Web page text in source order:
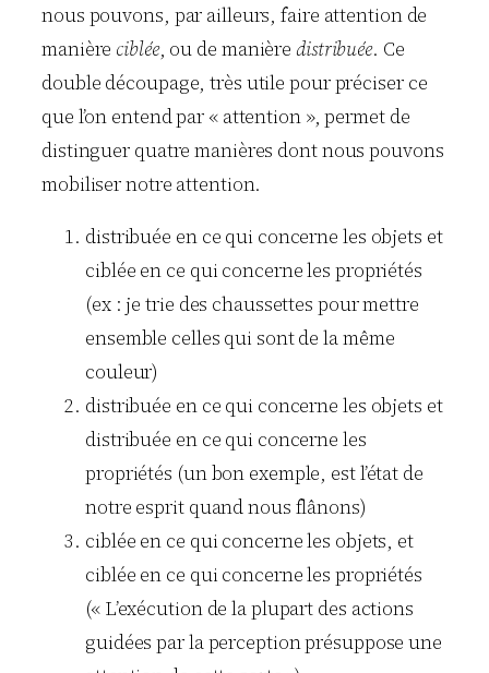
nous pouvons, par ailleurs, faire attention de
manière ciblée, ou de manièredistribuée. Ce
double découpage, très utile pour préciser ce
que l’on entend par « attention », permet de
distinguer quatre manières dont nous pouvons
mobiliser notre attention.
distribuée en ce qui concerne les objets et
ciblée en ce qui concerne les propriétés
(ex : je trie des chaussettes pour mettre
ensemble celles qui sont de la même
couleur)
distribuée en ce qui concerne les objets et
distribuée en ce qui concerne les
propriétés (un bon exemple, est l’état de
notre esprit quand nous flânons)
ciblée en ce qui concerne les objets, et
ciblée en ce qui concerne les propriétés
(« L’exécution de la plupart des actions
guidées par la perception présuppose une